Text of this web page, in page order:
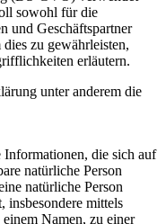
sowohl für die
und Geschäftspartner
zu gewährleisten,
erläutern.
unter anderem die
Informationen, die sich auf
natürliche Person
natürliche Person
insbesondere mittels
Namen, zu einer